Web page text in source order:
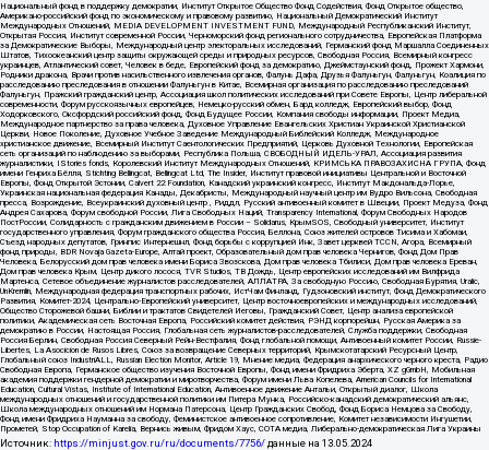
Национальный фонд в поддержку демократии, Институт Открытое Общество Фонд Содействия, Фонд Открытое общество,
Американо-российский фонд по экономическому и правовому развитию, Национальный Демократический Институт
Международных Отношений, MEDIA DEVELOPMENT INVESTMENT FUND, Международный Республиканский Институт,
Открытая Россия, Институт современной России, Черноморский фонд регионального сотрудничества, Европейская Платформа
за Демократические Выборы, Международный центр электоральных исследований, Германский фонд Маршалла Соединенных
Штатов, Тихоокеанский центр защиты окружающей среды и природных ресурсов, Свободная Россия, Всемирный конгресс
украинцев, Атлантический совет, Человек в беде, Европейский фонд за демократию, Джеймстаунский фонд, Прожект Хармони,
Родники дракона, Врачи против насильственного извлечения органов, Фалунь Дафа, Друзья Фалуньгун, Фалуньгун, Коалиция по
расследованию преследования в отношении Фалуньгун в Китае, Всемирная организация по расследованию преследований
Фалуньгун, Пражский гражданский центр, Ассоциация школ политических исследований при Совете Европы, Центр либеральной
современности, Форум русскоязычных европейцев, Немецко-русский обмен, Бард колледж, Европейский выбор, Фонд
Ходорковского, Оксфордский российский фонд, Фонд Будущее России, Компания свободы информации, Проект Медиа,
Международное партнерство за права человека, Духовное Управление Евангельских Христиан Украинской Христианской
Церкви, Новое Поколение, Духовное Учебное Заведение Международный Библейский Колледж, Международное
христианское движение, Всемирный Институт Саентологических Предприятий, Церковь Духовной Технологии, Европейская
сеть организаций по наблюдению за выборами, Республика Польша, СВОБОДНЫЙ ИДЕЛЬ-УРАЛ, Ассоциация развития
журналистики, IStories fonds, Королевский Институт Международных Отношений, КРИМСЬКА ПРАВОЗАХИСНА ГРУПА, Фонд
имени Генриха Бёлля, Stichting Bellingcat, Bellingcat Ltd, The Insider, Институт правовой инициативы Центральной и Восточной
Европы, Фонд Открытой Эстонии, Calvert 22 Foundation, Канадский украинский конгресс, Институт Макдональда-Лорье,
Украинская национальная федерация Канады, Декабристы, Международный научный центр им Вудро Вильсона, Свободная
пресса, Возрождение, Всеукраинский духовный центр , Риддл, Русский антивоенный комитет в Швеции, Проект Медуза, Фонд
Андрея Сахарова, Форум свободной России, Лига Свободных Наций, Transparеncy International, Форум Свободных Народов
ПостРоссии, Солидарность с гражданским движением в России – Solidarus, КрымSOS, Свободный университет, Институт
государственного управления, Форум гражданского общества Россия, Беллона, Союз жителей островов Тисима и Хабомаи,
Съезд народных депутатов, Гринпис Интернешнл, Фонд борьбы с коррупцией Инк, Завет церквей TCCN, Агора, Всемирный
фонд природы, BDR Novaja Gazeta-Europe, Алтай проект, Образовательный дом прав человека Чернигов, Фонд Дом Прав
Человека, Белорусский дом прав человека имени Бориса Звозскова, Дом прав человека Тбилиси, Дом прав человека Ереван,
Дом прав человека Крым, Центр дикого лосося, TVR Studios, ТВ Дождь, Центр европейских исследований им Вилфрида
Мартенса, Сетевое объединение журналистов расследователей, АЛЛАТРА, За свободную Россию, Свободная Бурятия, Uralic,
UnKremlin, Международная федерация транспортных рабочих, ИстЧам Финланд, Гудзоновский институт, Фонд Демократического
Развития, Комитет-2024, Центрально-Европейский университет, Центр восточноевропейских и международных исследований,
Общество Сторожевой башни, Библии и трактатов Свидетелей Иеговы, Гражданский Совет, Центр анализа европейской
политики, Академическая сеть Восточная Европа, Российский комитет действия, РЭНД корпорейшн, Русская Америка за
демократию в России, Настоящая Россия, Глобальная сеть журналистов-расследователей, Служба поддержки, Свободная
Россия Берлин, Свободная Россия Северный Рейн-Вестфалия, Фонд глобальной помощи, Антивоенный комитет России, Russie-
Libertes, La Asocicion de Rusos Libres, Союз за возвращение Северных территорий, Крымскотатарский Ресурсный Центр,
Глобальный союз IndustriALL, Russian Election Monitor, Article 19, Мнение медиа, Федерация анархического черного креста, Радио
Свободная Европа, Германское общество изучения Восточной Европы, Фонд имени Фридриха Эберта, XZ gGmbH, Мобильная
академия поддержки гендерной демократии и миротворчества, Форум имени Льва Копелева, American Councils for International
Education, Cultural Vistas, Institute of International Education, Антивоенное движение Антальи, Открытый диалог, Школа
международных отношений и государственной политики им Питера Мунка, Российско-канадский демократический альянс,
Школа международных отношений им Нормана Патерсона, Центр Гражданских Свобод, Фонд Бориса Немцова за Свободу,
Фонд имени Фридриха Науманна за свободу, Феминистское антивоенное сопротивление, Комитет независимости Ингушетии,
Прометей, Stop Occupation of Karelia, Вернись живым, Фридом Хаус, СОТА медиа, Либерально-демократическая Лига Украины
Источник: https://minjust.gov.ru/ru/documents/7756/данные на 13.05.2024